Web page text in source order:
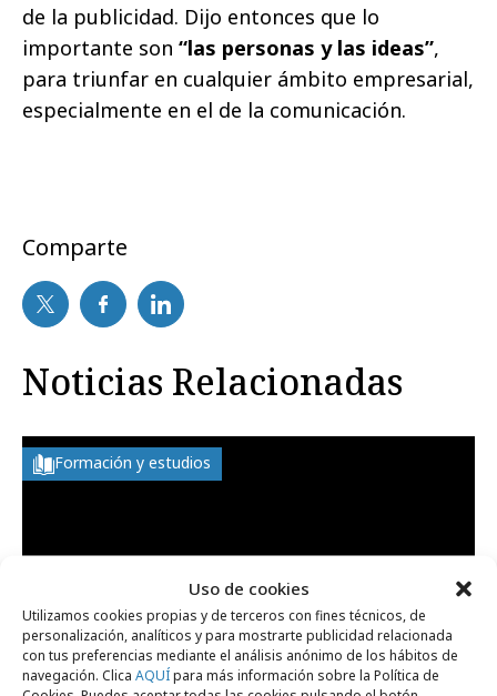
Uso de cookies
Utilizamos cookies propias y de terceros con fines técnicos, de
personalización, analíticos y para mostrarte publicidad relacionada
con tus preferencias mediante el análisis anónimo de los hábitos de
navegación. Clica AQUÍpara más información sobre la Política de
de la publicidad. Dijo entonces que lo
importante son “las personas y las ideas”,
para triunfar en cualquier ámbito empresarial,
especialmente en el de la comunicación.
Comparte
Noticias Relacionadas
Formación y estudios